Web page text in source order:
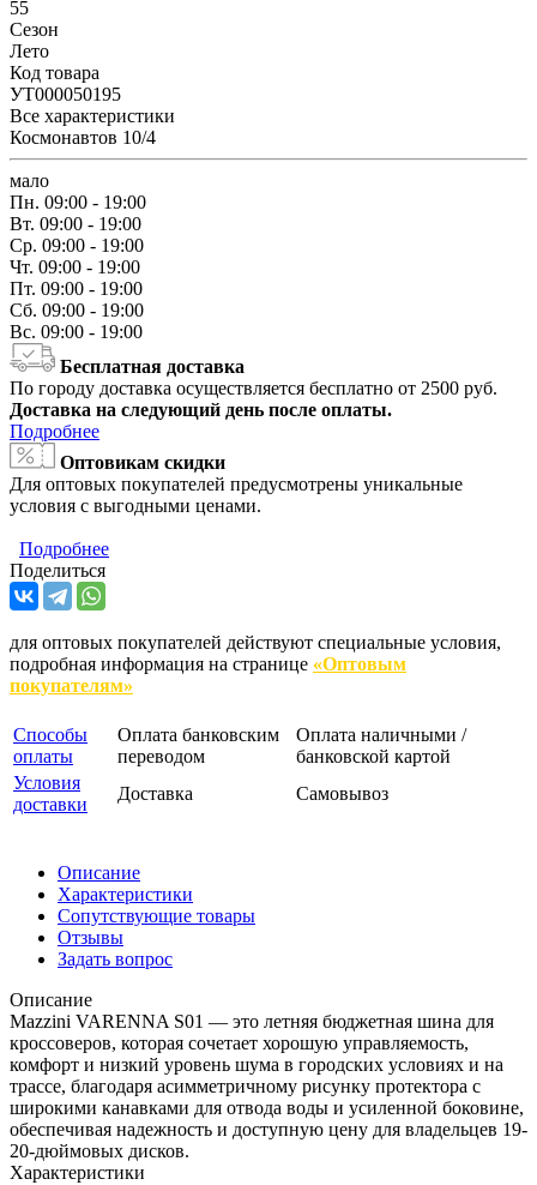
55
Сезон
Лето
Код товара
УТ000050195
Все характеристики
Космонавтов 10/4
мало
Пн. 09:00 - 19:00
Вт. 09:00 - 19:00
Ср. 09:00 - 19:00
Чт. 09:00 - 19:00
Пт. 09:00 - 19:00
Сб. 09:00 - 19:00
Вс. 09:00 - 19:00
Бесплатная доставка
По городу доставка осуществляется бесплатно от 2500 руб.
Доставка на следующий день после оплаты.
Подробнее
Оптовикам скидки
Для оптовых покупателей предусмотрены уникальные
условия с выгодными ценами.
Подробнее
Поделиться
для оптовых покупателей действуют специальные условия,
подробная информация на странице «Оптовым
покупателям»
Способы
оплаты
Оплата банковским
переводом
Оплата наличными /
банковской картой
Условия
доставки
Доставка Самовывоз
Описание
Характеристики
Сопутствующие товары
Отзывы
Задать вопрос
Описание
Mazzini VARENNA S01 — это летняя бюджетная шина для
кроссоверов, которая сочетает хорошую управляемость,
комфорт и низкий уровень шума в городских условиях и на
трассе, благодаря асимметричному рисунку протектора с
широкими канавками для отвода воды и усиленной боковине,
обеспечивая надежность и доступную цену для владельцев 19-
20-дюймовых дисков.
Характеристики